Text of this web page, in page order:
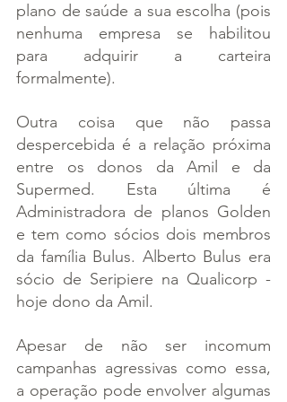
plano de saúde a sua escolha (pois
nenhuma empresa se habilitou
para adquirir a carteira
formalmente).
Outra coisa que não passa
despercebida é a relação próxima
entre os donos da Amil e da
Supermed. Esta última é
Administradora de planos Golden
e tem como sócios dois membros
da família Bulus. Alberto Bulus era
sócio de Seripiere na Qualicorp -
hoje dono da Amil.
Apesar de não ser incomum
campanhas agressivas como essa,
a operação pode envolver algumas